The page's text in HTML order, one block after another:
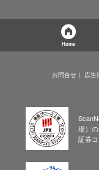
Home
お問合せ 広告
場）
証券